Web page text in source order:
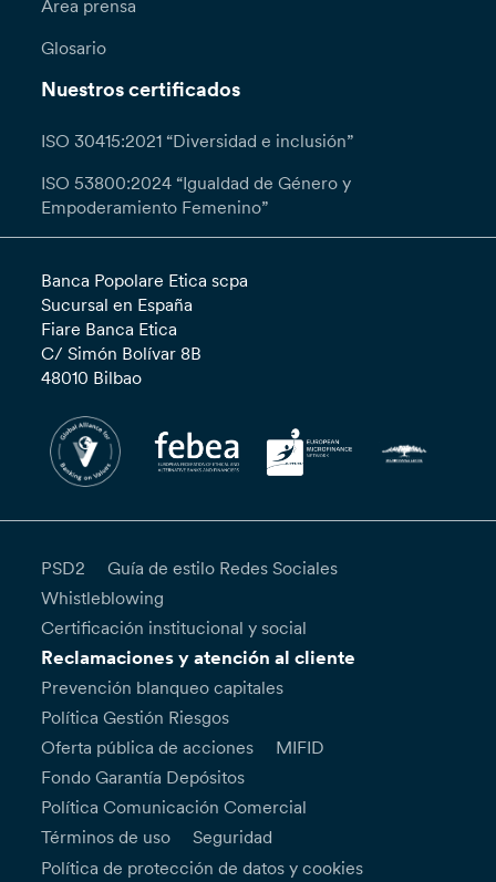
Área prensa
Glosario
Nuestros certificados
ISO 30415:2021 “Diversidad e inclusión”
ISO 53800:2024 “Igualdad de Género y
Empoderamiento Femenino”
Banca Popolare Etica scpa
Sucursal en España
Fiare Banca Etica
C/ Simón Bolívar 8B
48010 Bilbao
PSD2
Guía de estilo Redes Sociales
Whistleblowing
Certificación institucional y social
Reclamaciones y atención al cliente
Prevención blanqueo capitales
Política Gestión Riesgos
Oferta pública de acciones
MIFID
Fondo Garantía Depósitos
Política Comunicación Comercial
Términos de uso
Seguridad
Política de protección de datos y cookies